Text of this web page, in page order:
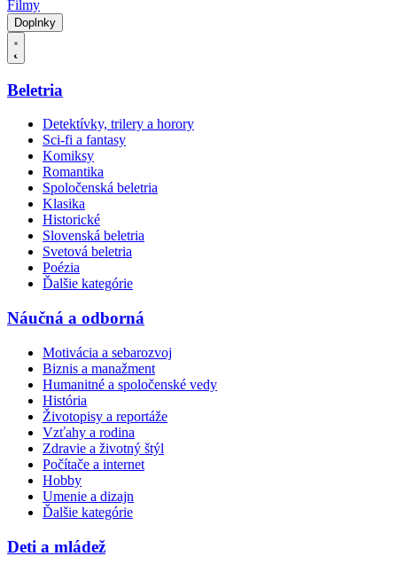
Filmy
Doplnky
Beletria
Detektívky, trilery a horory
Sci-fi a fantasy
Komiksy
Romantika
Spoločenská beletria
Klasika
Historické
Slovenská beletria
Svetová beletria
Poézia
Ďalšie kategórie
Náučná a odborná
Motivácia a sebarozvoj
Biznis a manažment
Humanitné a spoločenské vedy
História
Životopisy a reportáže
Vzťahy a rodina
Zdravie a životný štýl
Počítače a internet
Hobby
Umenie a dizajn
Ďalšie kategórie
Deti a mládež